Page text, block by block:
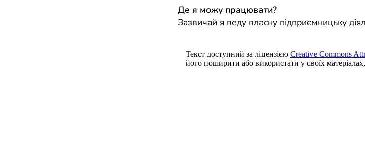
Де я можу працювати?
Зазвичай я веду власну підприємницьку
Текст доступний за ліцензією Creative Commons
його поширити або використати у своїх